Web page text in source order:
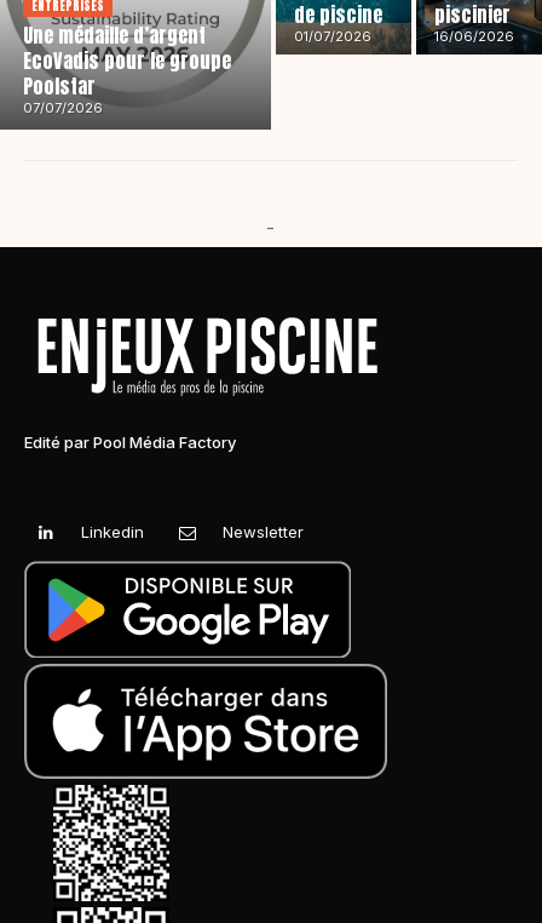
ENTREPRISES
Une médaille d’argent
EcoVadis pour le groupe
Poolstar
07/07/2026
de piscine
01/07/2026
piscinier
16/06/2026
-
Edité par Pool Média Factory
Linkedin Newsletter